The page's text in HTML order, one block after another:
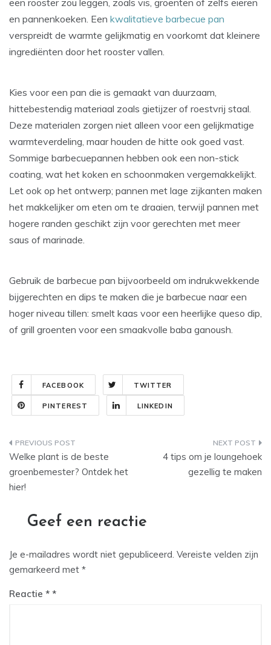
een rooster zou leggen, zoals vis, groenten of zelfs eieren
en pannenkoeken. Een kwalitatieve barbecue pan
verspreidt de warmte gelijkmatig en voorkomt dat kleinere
ingrediënten door het rooster vallen.
Kies voor een pan die is gemaakt van duurzaam,
hittebestendig materiaal zoals gietijzer of roestvrij staal.
Deze materialen zorgen niet alleen voor een gelijkmatige
warmteverdeling, maar houden de hitte ook goed vast.
Sommige barbecuepannen hebben ook een non-stick
coating, wat het koken en schoonmaken vergemakkelijkt.
Let ook op het ontwerp; pannen met lage zijkanten maken
het makkelijker om eten om te draaien, terwijl pannen met
hogere randen geschikt zijn voor gerechten met meer
saus of marinade.
Gebruik de barbecue pan bijvoorbeeld om indrukwekkende
bijgerechten en dips te maken die je barbecue naar een
hoger niveau tillen: smelt kaas voor een heerlijke queso dip,
of grill groenten voor een smaakvolle baba ganoush.
FACEBOOK TWITTER
PINTEREST LINKEDIN
Bericht
navigatie
Welke plant is de beste
groenbemester? Ontdek het
hier!
4 tips om je loungehoek
gezellig te maken
Geef een reactie
Je e-mailadres wordt niet gepubliceerd. Vereiste velden zijn
gemarkeerd met *
Reactie *